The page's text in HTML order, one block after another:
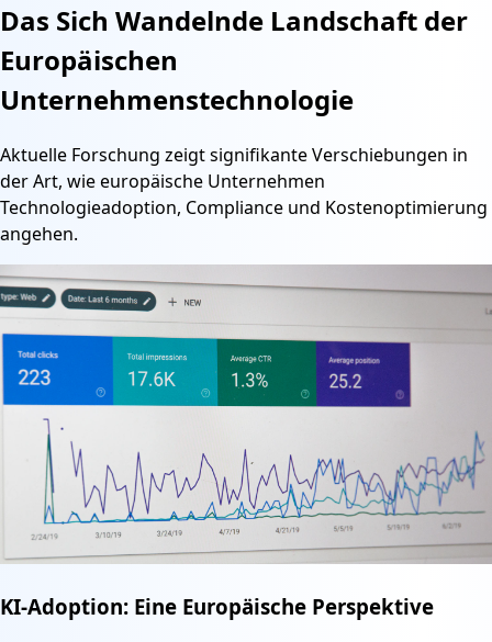
Das Sich Wandelnde Landschaft der
Europäischen
Unternehmenstechnologie
Aktuelle Forschung zeigt signifikante Verschiebungen in
der Art, wie europäische Unternehmen
Technologieadoption, Compliance und Kostenoptimierung
angehen.
KI-Adoption: Eine Europäische Perspektive